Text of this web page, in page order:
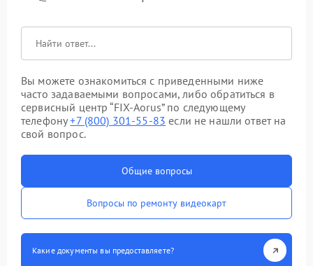
Вы можете ознакомиться с приведенными ниже
часто задаваемыми вопросами, либо обратиться в
сервисный центр “FIX-Aorus” по следующему
телефону+7 (800) 301-55-83 если не нашли ответ на
свой вопрос.
Общие вопросы
Вопросы по ремонту видеокарт
Какие документы вы предоставляете?